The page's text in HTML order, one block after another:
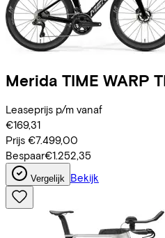
Merida TIME WARP
Leaseprijs p/m vanaf
€169,31
Prijs €7.499,00
Bespaar€1.252,35
Vergelijk Bekijk